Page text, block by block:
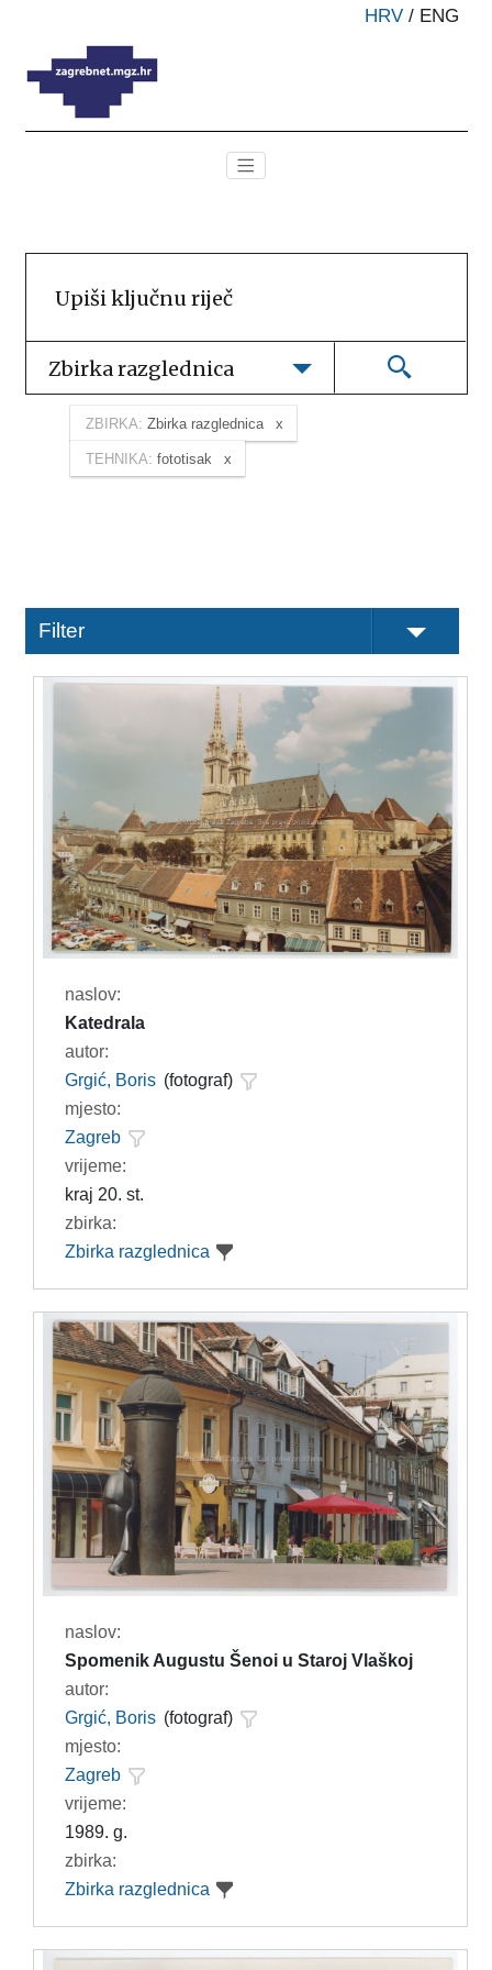
HRV / ENG
Zbirka razglednica
ZBIRKA: Zbirka razglednica
TEHNIKA: fototisak
Filter
naslov:
Katedrala
autor:
Grgić, Boris (fotograf)
mjesto:
Zagreb
vrijeme:
kraj 20. st.
zbirka:
Zbirka razglednica
naslov:
Spomenik Augustu Šenoi u Staroj Vlaškoj
autor:
Grgić, Boris (fotograf)
mjesto:
Zagreb
vrijeme:
1989. g.
zbirka:
Zbirka razglednica